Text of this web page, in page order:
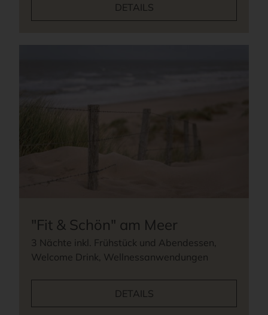
DETAILS
"Fit & Schön" am Meer
3 Nächte inkl. Frühstück und Abendessen,
Welcome Drink, Wellnessanwendungen
DETAILS